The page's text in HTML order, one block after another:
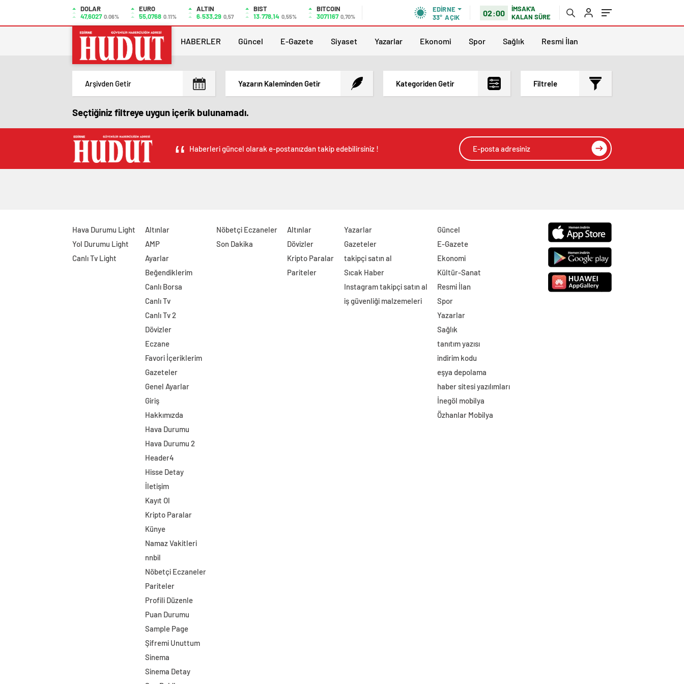
DOLAR
47,6027 0.06%
EURO
55,0768 0.11%
ALTIN
6.533,29 0,57
BIST
13.778,14 0,55%
BITCOIN
3071167 0,70%
EDIRNE
33° AÇIK 02:00
İMSAK'A
KALAN SÜRE
HABERLER Güncel E-Gazete Siyaset Yazarlar Ekonomi Spor Sağlık Resmi İlan
Yazarın Kaleminden Getir Kategoriden Getir Filtrele
Yorum Sayısına Göre
En eskiler
Seçtiğiniz filtreye uygun içerik bulunamadı.
Haberleri güncel olarak e-postanızdan takip edebilirsiniz !
Hava Durumu Light
Yol Durumu Light
Canlı Tv Light
Altınlar
AMP
Ayarlar
Beğendiklerim
Canlı Borsa
Canlı Tv
Canlı Tv 2
Dövizler
Eczane
Favori İçeriklerim
Gazeteler
Genel Ayarlar
Giriş
Hakkımızda
Hava Durumu
Hava Durumu 2
Header4
Hisse Detay
İletişim
Kayıt Ol
Kripto Paralar
Künye
Namaz Vakitleri
nnbil
Nöbetçi Eczaneler
Pariteler
Profili Düzenle
Puan Durumu
Sample Page
Şifremi Unuttum
Sinema
Sinema Detay
Nöbetçi Eczaneler
Son Dakika
Altınlar
Dövizler
Kripto Paralar
Pariteler
Yazarlar
Gazeteler
takipçi satın al
Sıcak Haber
Instagram takipçi satın al
iş güvenliği malzemeleri
Güncel
E-Gazete
Ekonomi
Kültür-Sanat
Resmi İlan
Spor
Yazarlar
Sağlık
tanıtım yazısı
indirim kodu
eşya depolama
haber sitesi yazılımları
İnegöl mobilya
Özhanlar Mobilya